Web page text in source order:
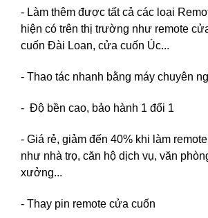
- Làm thêm được tất cả các loại
hiện có trên thị trường như remote
cuốn Đài Loan, cửa cuốn Úc...
- Thao tác nhanh bằng máy chuyên
- Độ bền cao, bảo hành 1 đổi 1
- Giá rẻ, giảm đến 40% khi làm
như nhà trọ, căn hộ dịch vụ, văn
xưởng...
- Thay pin remote cửa cuốn